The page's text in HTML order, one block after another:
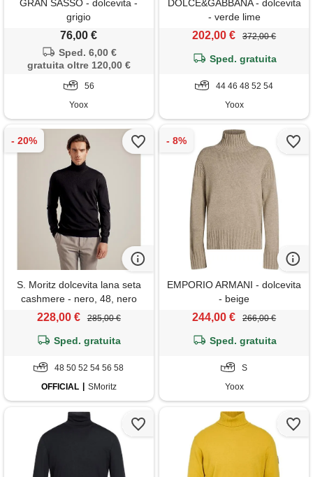
GRAN SASSO - dolcevita -
grigio
76,00 €
Sped. 6,00 €
gratuita oltre 120,00 €
56
Yoox
DOLCE&GABBANA - dolcevita
- verde lime
202,00 € 372,00 €
Sped. gratuita
44 46 48 52 54
Yoox
S. Moritz dolcevita lana seta
cashmere - nero, 48, nero
228,00 € 285,00 €
Sped. gratuita
48 50 52 54 56 58
OFFICIAL
SMoritz
EMPORIO ARMANI - dolcevita
- beige
244,00 € 266,00 €
Sped. gratuita
S
Yoox